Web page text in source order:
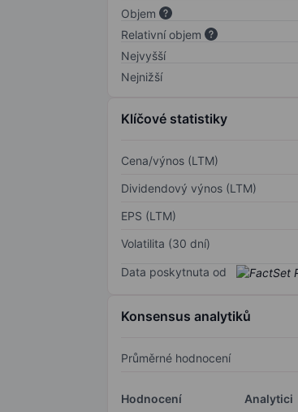
Objem
Relativní objem
Nejvyšší
Nejnižší
Klíčové statistiky
Cena/výnos (LTM)
Dividendový výnos (LTM)
EPS (LTM)
Volatilita (30 dní)
Data poskytnuta od
Konsensus analytiků
Průměrné hodnocení
Hodnocení
Analytici